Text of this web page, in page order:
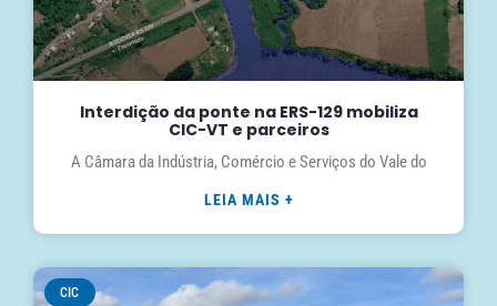
Interdição da ponte na ERS-129 mobiliza
CIC-VT e parceiros
A Câmara da Indústria, Comércio e Serviços do Vale do
LEIA MAIS +
CIC